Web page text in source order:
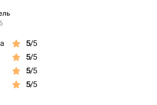
5/5
5/5
5/5
5/5